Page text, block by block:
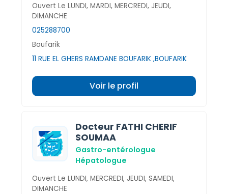
Ouvert Le LUNDI, MARDI, MERCREDI, JEUDI,
DIMANCHE
025288700
Boufarik
11 RUE EL GHERS RAMDANE BOUFARIK ,BOUFARIK
Voir le profil
Docteur FATHI CHERIF
SOUMAA
Gastro-entérologue
Hépatologue
Ouvert Le LUNDI, MERCREDI, JEUDI, SAMEDI,
DIMANCHE